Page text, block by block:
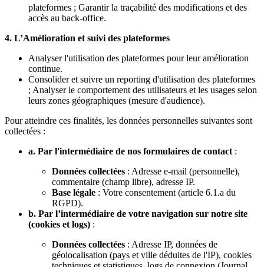
plateformes ; Garantir la traçabilité des modifications et des
accès au back-office.
4. L’Amélioration et suivi des plateformes
Analyser l'utilisation des plateformes pour leur amélioration
continue.
Consolider et suivre un reporting d'utilisation des plateformes
; Analyser le comportement des utilisateurs et les usages selon
leurs zones géographiques (mesure d'audience).
Pour atteindre ces finalités, les données personnelles suivantes sont
collectées :
a. Par l'intermédiaire de nos formulaires de contact :
Données collectées : Adresse e-mail (personnelle),
commentaire (champ libre), adresse IP.
Base légale : Votre consentement (article 6.1.a du
RGPD).
b. Par l’intermédiaire de votre navigation sur notre site
(cookies et logs) :
Données collectées : Adresse IP, données de
géolocalisation (pays et ville déduites de l'IP), cookies